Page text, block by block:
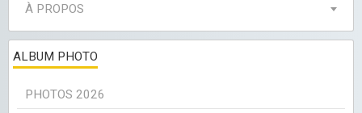
À PROPOS
ALBUM PHOTO
PHOTOS 2026